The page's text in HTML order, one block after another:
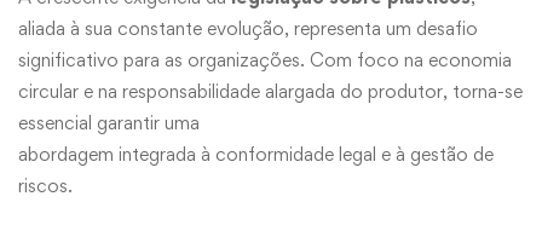
aliada à sua constante evolução, representa um desafio
significativo para as organizações. Com foco na economia
circular e na responsabilidade alargada do produtor, torna-se
essencial garantir uma
abordagem integrada à conformidade legal e à gestão de
riscos.